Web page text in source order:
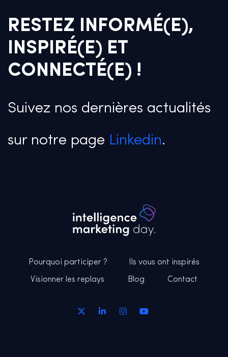
RESTEZ INFORMÉ(E),
INSPIRÉ(E) ET
CONNECTÉ(E) !
Suivez nos dernières actualités
sur notre page Linkedin.
Pourquoi participer ? Ils vous ont inspirés
Visionner les replays Blog Contact